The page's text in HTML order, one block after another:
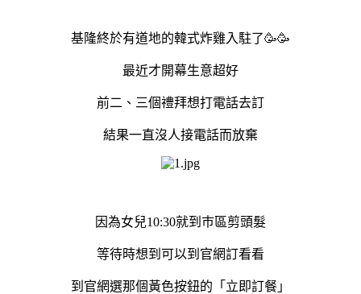
基隆終於有道地的韓式炸雞入駐了🥳🥳
最近才開幕生意超好
前二、三個禮拜想打電話去訂
結果一直沒人接電話而放棄
因為女兒10:30就到巿區剪頭髮
等待時想到可以到官網訂看看
到官網選那個黃色按鈕的「立即訂餐」